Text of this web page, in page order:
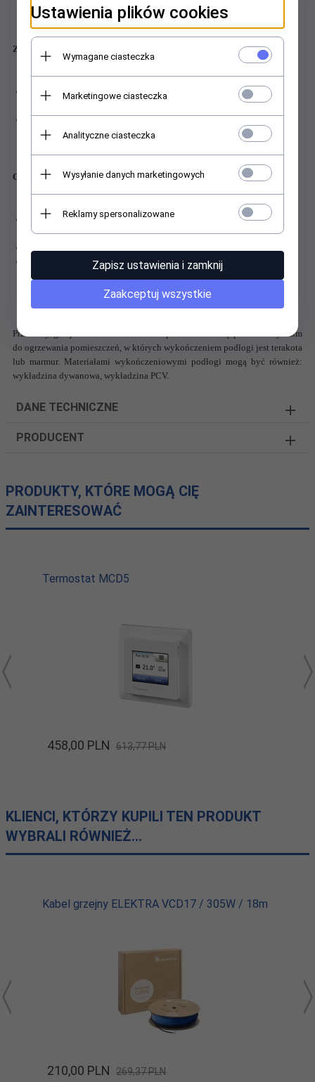
Zastosowanie:
jako podstawowe ogrzewanie, stanowiące samodzielne źródło ciepła w
podłogi”;
Opakowanie zawiera:
przewód grzejny ELEKTRA VCD17 (przy większych długościach na
szpuli)
instrukcję montażu kabla
Przewody grzejne
przeznaczone są przede wszystkim
do ogrzewania pomieszczeń, w których wykończeniem podłogi jest terakota
lub marmur. Materiałami wykończeniowymi podłogi mogą być również:
wykładzina dywanowa, wykładzina PCV.
DANE TECHNICZNE
PRODUCENT
PRODUKTY, KTÓRE MOGĄ CIĘ
ZAINTERESOWAĆ
Termostat MCD5
458,00 PLN 613,77 PLN
KLIENCI, KTÓRZY KUPILI TEN PRODUKT
WYBRALI RÓWNIEŻ...
Kabel grzejny ELEKTRA VCD17 / 305W / 18m
210,00 PLN 269,37 PLN
Ustawienia plików cookies
Wymagane ciasteczka
Marketingowe ciasteczka
Analityczne ciasteczka
Wysyłanie danych marketingowych
Reklamy spersonalizowane
Zapisz ustawienia i zamknij
Zaakceptuj wszystkie